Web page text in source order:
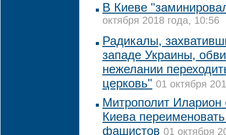
В Киеве
октября 2018 года, 10:56
Радикалы,
западе Украины,
нежелании
церковь" 01 октября
Митрополит
Киева
фашистов 01 октября